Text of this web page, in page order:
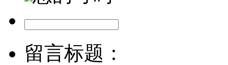
留言标题：